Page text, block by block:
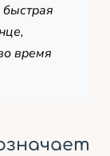
время